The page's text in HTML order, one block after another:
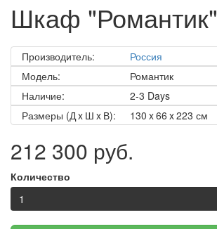
Шкаф "Романтик"
Производитель:
Россия
Модель:
Романтик
Наличие:
2-3 Days
Размеры (Д x Ш x В):
130 x 66 x 223 см
212 300 руб.
Количество